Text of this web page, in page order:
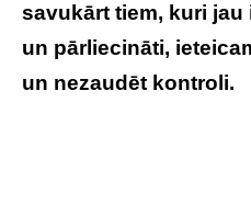
savukārt tiem, kuri
un pārliecināti,
un nezaudēt kontroli.